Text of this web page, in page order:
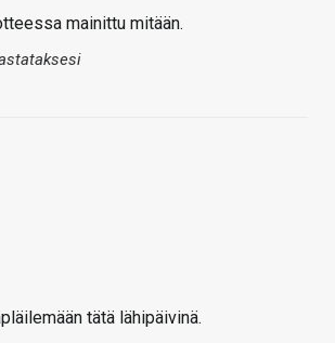
mainittu mitään.
tätä lähipäivinä.